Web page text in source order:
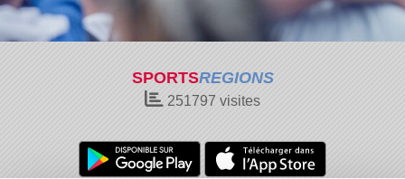
SPORTSREGIONS
251797 visites